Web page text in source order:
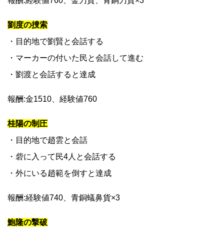
劉度の捜索
・目的地で劉賢と会話する
・マーカーの付いた民と会話して進む
・劉渡と会話すると達成
報酬:金1510、経験値760
桂陽の制圧
・目的地で趙雲と会話
・砦に入って民4人と会話する
・外にいる趙範を倒すと達成
報酬:経験値740、青銅蟻鼻貨×3
鮑隆の撃破